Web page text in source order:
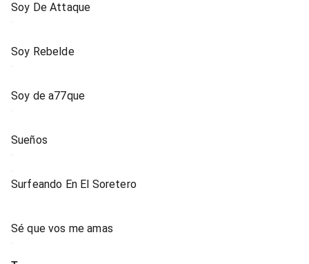
Soy De Attaque
Soy Rebelde
Soy de a77que
Sueños
Surfeando En El Soretero
Sé que vos me amas